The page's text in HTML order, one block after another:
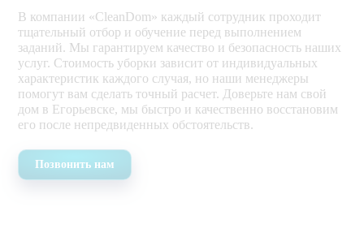
В компании «CleanDom» каждый сотрудник проходит
тщательный отбор и обучение перед выполнением
заданий. Мы гарантируем качество и безопасность наших
услуг. Стоимость уборки зависит от индивидуальных
характеристик каждого случая, но наши менеджеры
помогут вам сделать точный расчет. Доверьте нам свой
дом в Егорьевске, мы быстро и качественно восстановим
его после непредвиденных обстоятельств.
Позвонить нам